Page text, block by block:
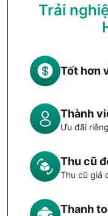
Trải
Tốt hơn
Thành
Ưu đãi
Thu cũ
Thu cũ giá
Thanh